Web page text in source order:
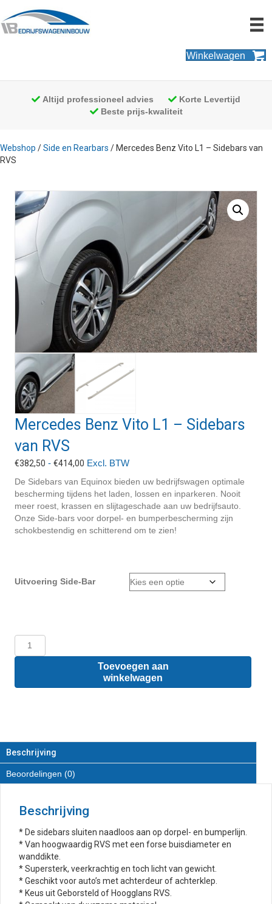
Winkelwagen
Altijd professioneel advies
Korte Levertijd
Beste prijs-kwaliteit
Webshop /Side en Rearbars / Mercedes Benz Vito L1 – Sidebars van
RVS
Mercedes Benz Vito L1 – Sidebars
van RVS
€382,50 - €414,00 Prijsklasse:
tot
€414,00
Excl. BTW
De Sidebars van Equinox bieden uw bedrijfswagen optimale
bescherming tijdens het laden, lossen en inparkeren. Nooit
meer roest, krassen en slijtageschade aan uw bedrijfsauto.
Onze Side-bars voor dorpel- en bumperbescherming zijn
schokbestendig en schitterend om te zien!
Uitvoering Side-Bar
Mercedes
Benz
-
Toevoegen aan
winkelwagen
Beschrijving
Beoordelingen (0)
Beschrijving
* De sidebars sluiten naadloos aan op dorpel- en bumperlijn.
* Van hoogwaardig RVS met een forse buisdiameter en
wanddikte.
* Supersterk, veerkrachtig en toch licht van gewicht.
* Geschikt voor auto’s met achterdeur of achterklep.
* Keus uit Geborsteld of Hoogglans RVS.